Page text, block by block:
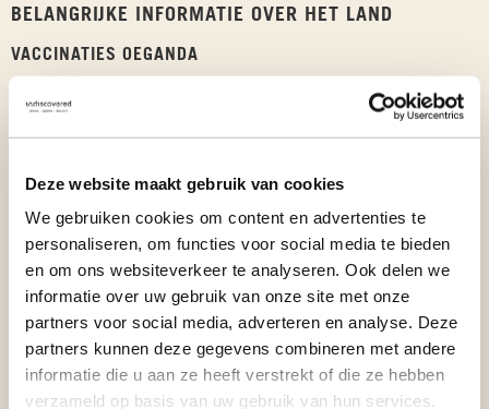
Deze website maakt gebruik van cookies
We gebruiken cookies om content en advertenties te
personaliseren, om functies voor social media te bieden
en om ons websiteverkeer te analyseren. Ook delen we
informatie over uw gebruik van onze site met onze
partners voor social media, adverteren en analyse. Deze
partners kunnen deze gegevens combineren met andere
informatie die u aan ze heeft verstrekt of die ze hebben
verzameld op basis van uw gebruik van hun services.
BELANGRIJKE INFORMATIE OVER HET LAND
VACCINATIES OEGANDA
Bekijk het vaccinatieadvies voor Oeganda op de website
van LCR
. Voor de vaccinaties raden we je aan om ruim van
tevoren een afspraak in te plannen bij deGGDofReisprik.nl.
REISTIJDEN
Oeganda is een land waar je op sommige dagengrote afstanden
moet overbruggenom op je volgende bestemming aan te komen.
Vervoer per auto is een wezenlijk onderdeel van reizen in
Oeganda en wordt soms onderschat. Door omstandigheden op
de weg (denk aan een slecht wegdek, het weer, verkeer etc.) is de
reistijd onvoorspelbaar en kan een reisdag meevallen of
tegenvallen. Dagbeschrijvingen proberen we zo realistisch